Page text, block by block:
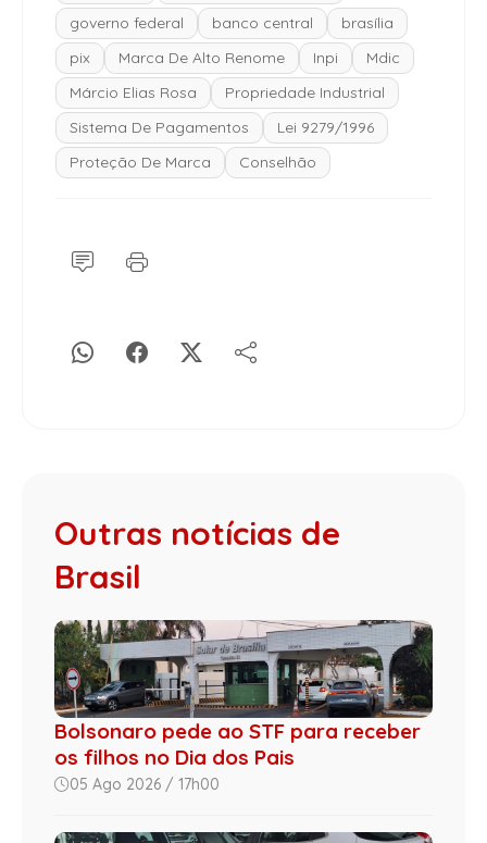
governo federal
banco central
brasília
pix
Marca De Alto Renome Inpi
Mdic
Márcio Elias Rosa
Propriedade Industrial
Sistema De Pagamentos
Lei 9279/1996
Proteção De Marca
Conselhão
Outras notícias de
Brasil
Bolsonaro pede ao STF para receber
os filhos no Dia dos Pais
05 Ago 2026 / 17h00